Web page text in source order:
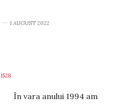
1 AUGUST 2022
1528
În vara anului 1994 am